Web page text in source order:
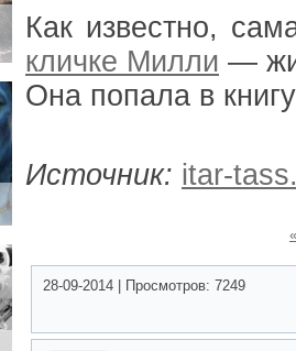
Как известно,
кличке Милли —
Она попала в
Источник: itar-
28-09-2014 Просмотров: 7249